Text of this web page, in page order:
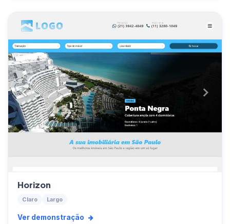
Horizon
Claro Largo
Ver demonstração